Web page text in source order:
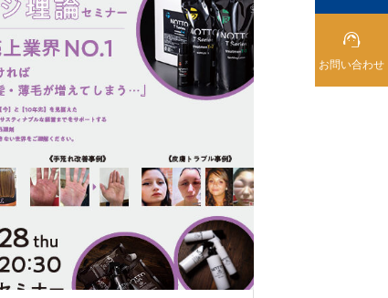

お問い合わせ